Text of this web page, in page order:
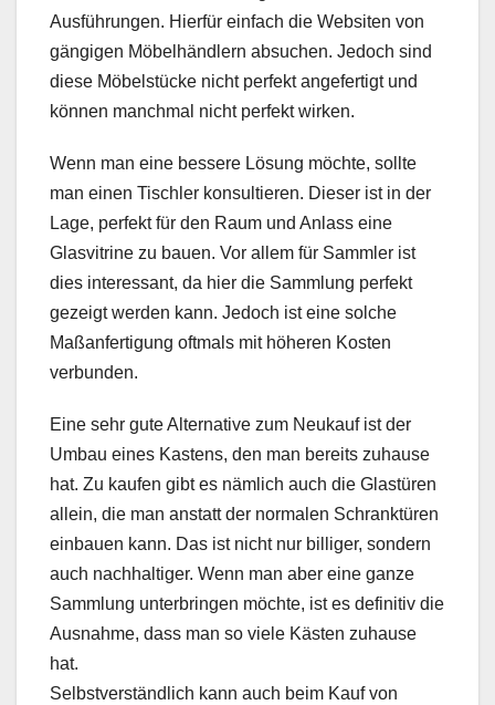
Ausführungen. Hierfür einfach die Websiten von
gängigen Möbelhändlern absuchen. Jedoch sind
diese Möbelstücke nicht perfekt angefertigt und
können manchmal nicht perfekt wirken.
Wenn man eine bessere Lösung möchte, sollte
man einen Tischler konsultieren. Dieser ist in der
Lage, perfekt für den Raum und Anlass eine
Glasvitrine zu bauen. Vor allem für Sammler ist
dies interessant, da hier die Sammlung perfekt
gezeigt werden kann. Jedoch ist eine solche
Maßanfertigung oftmals mit höheren Kosten
verbunden.
Eine sehr gute Alternative zum Neukauf ist der
Umbau eines Kastens, den man bereits zuhause
hat. Zu kaufen gibt es nämlich auch die Glastüren
allein, die man anstatt der normalen Schranktüren
einbauen kann. Das ist nicht nur billiger, sondern
auch nachhaltiger. Wenn man aber eine ganze
Sammlung unterbringen möchte, ist es definitiv die
Ausnahme, dass man so viele Kästen zuhause
hat.
Selbstverständlich kann auch beim Kauf von